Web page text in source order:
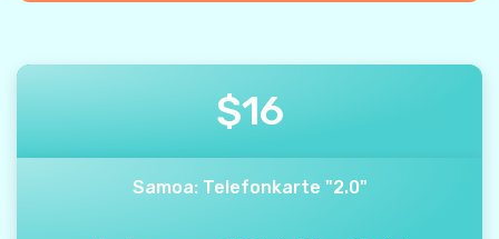
$16
Samoa: Telefonkarte "2.0"